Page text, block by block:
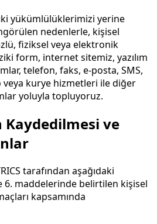
yükümlülüklerimizi yerine
nedenlerle, kişisel
fiziksel veya elektronik
form, internet sitemiz, yazılım
telefon, faks, e-posta, SMS,
kurye hizmetleri ile diğer
yoluyla topluyoruz.
Kaydedilmesi ve
tarafından aşağıdaki
6. maddelerinde belirtilen kişisel
kapsamında